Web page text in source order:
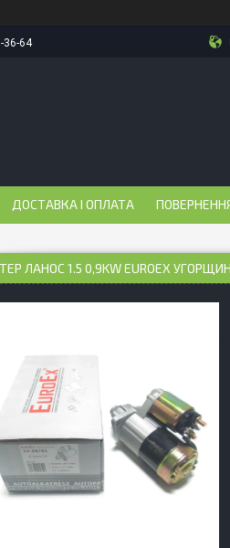
36-64
ДОСТАВКА І ОПЛАТА
ЛАНОС 1.5 0,9KW EUROEX